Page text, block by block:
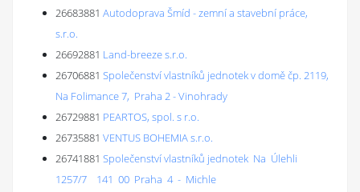
26683881 Autodoprava Šmíd - zemní a stavební práce,
s.r.o.
26692881 Land-breeze s.r.o.
26706881 Společenství vlastníků jednotek v domě čp. 2119,
Na Folimance 7, Praha 2 - Vinohrady
26729881 PEARTOS, spol. s r.o.
26735881 VENTUS BOHEMIA s.r.o.
26741881 Společenství vlastníků jednotek Na Úlehli
1257/7 141 00 Praha 4 - Michle